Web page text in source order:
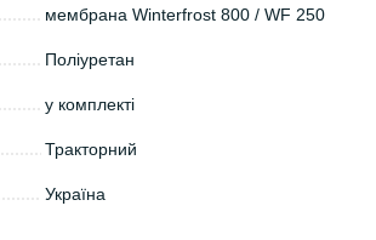
мембрана Winterfrost 800 / WF 250
Поліуретан
у комплекті
Тракторний
Україна